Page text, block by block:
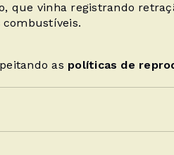
que vinha registrando
as políticas de